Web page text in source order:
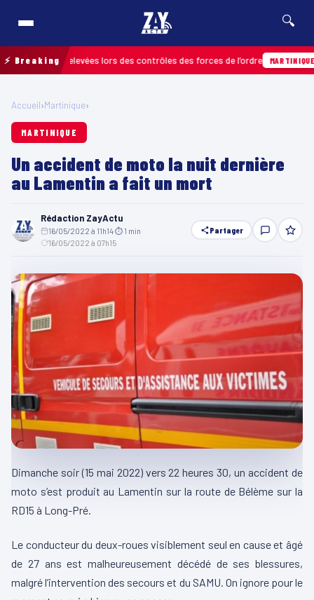
🔍
⚡ Breakingrelevées lors des contrôles des forces de l’ordre MARTINIQUE
Accueil›Martinique›
MARTINIQUE
Un accident de moto la nuit dernière
au Lamentin a fait un mort
Rédaction ZayActu
16/05/2022 à 11h14⏱ 1 min
16/05/2022 à 07h15
Partager
Dimanche soir (15 mai 2022) vers 22 heures 30, un accident de
moto s’est produit au Lamentin sur la route de Bélème sur la
RD15 à Long-Pré.
Le conducteur du deux-roues visiblement seul en cause et âgé
de 27 ans est malheureusement décédé de ses blessures,
malgré l’intervention des secours et du SAMU. On ignore pour le